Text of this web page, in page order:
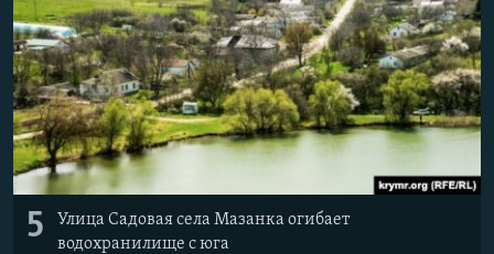
5
Улица Садовая села Мазанка огибает
водохранилище с юга